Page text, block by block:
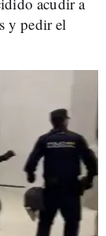
y pedir el